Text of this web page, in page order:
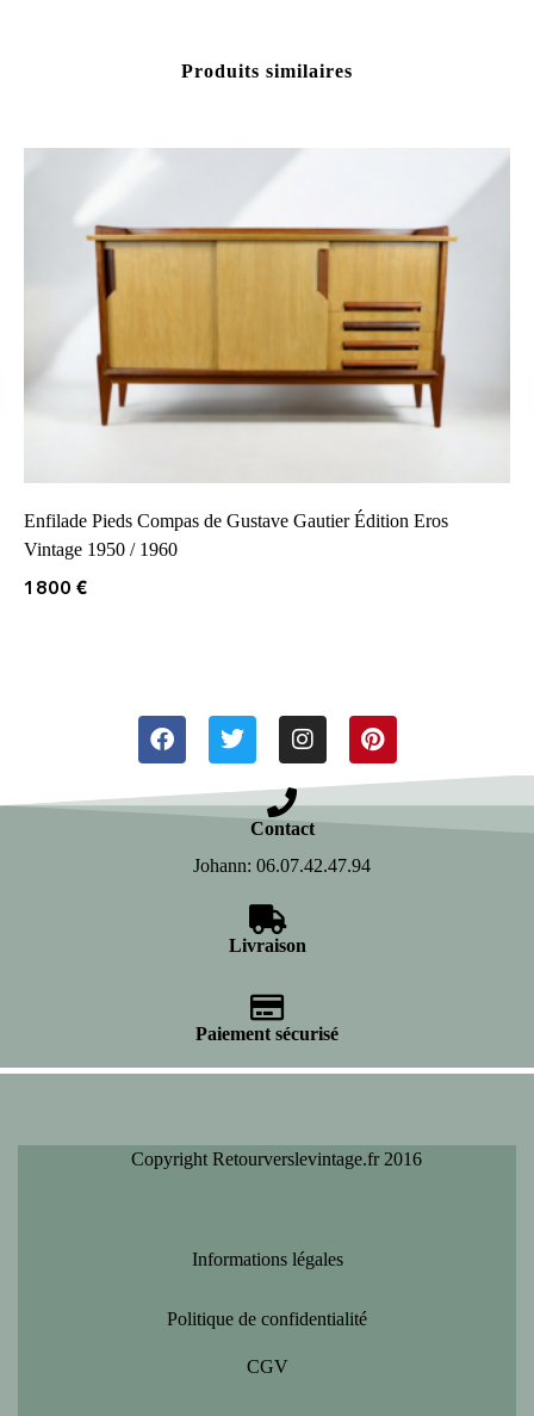
Produits similaires
Enfilade Pieds Compas de Gustave Gautier Édition Eros
Vintage 1950 / 1960
1800 €
Contact
Johann: 06.07.42.47.94
Livraison
Paiement sécurisé
Copyright Retourverslevintage.fr 2016
Informations légales
Politique de confidentialité
CGV